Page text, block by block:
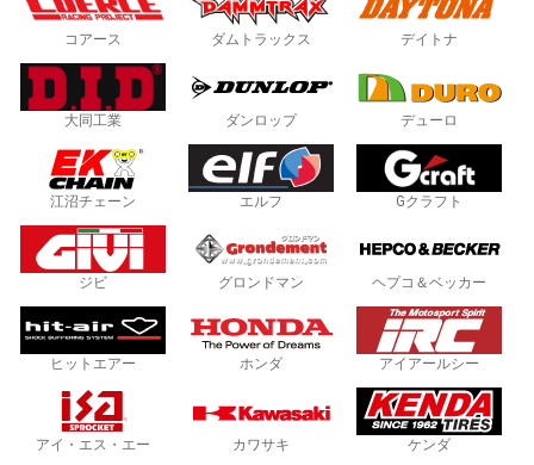
コアース ダムトラックス デイトナ
大同工業 ダンロップ デューロ
江沼チェーン エルフ Gクラフト
ジビ グロンドマン ヘプコ＆ベッカー
ヒットエアー ホンダ アイアールシー
アイ・エス・エー カワサキ ケンダ